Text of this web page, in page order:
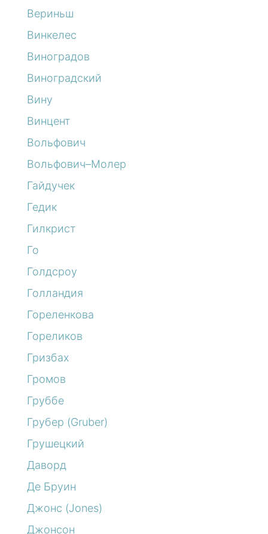
Вериньш
Винкелес
Виноградов
Виноградский
Вину
Винцент
Вольфович
Вольфович–Молер
Гайдучек
Гедик
Гилкрист
Го
Голдсроу
Голландия
Гореленкова
Гореликов
Гризбах
Громов
Груббе
Грубер (Gruber)
Грушецкий
Даворд
Де Бруин
Джонс (Jones)
Джонсон